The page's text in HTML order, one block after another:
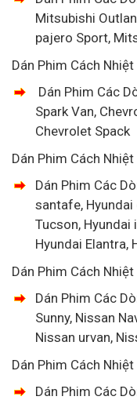
Mitsubishi
pajero Sport,
Dán Phim Cách
Dán Phim Các
Spark Van,
Chevrolet Spack
Dán Phim Cách
Dán Phim Các
santafe, Hyundai
Tucson, Hyundai
Hyundai Elantra,
Dán Phim Cách
Dán Phim Các
Sunny, Nissan
Nissan urvan,
Dán Phim Cách
Dán Phim Các